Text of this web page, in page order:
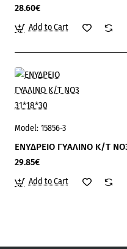
28.60€
Add to Cart
Model: 15856-3
ΕΝΥΔΡΕΙΟ ΓΥΑΛΙΝΟ Κ/Τ
29.85€
Add to Cart